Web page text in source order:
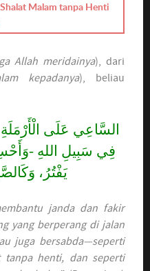
Malam tanpa Henti
Allah meridainya), dari
kepadanya), beliau
السَّاعِي عَلَى
فِي سَبِيلِ اللهِ -
يَفْتُرُ،
janda dan fakir
yang berperang di jalan
juga bersabda—seperti
tanpa henti, dan seperti